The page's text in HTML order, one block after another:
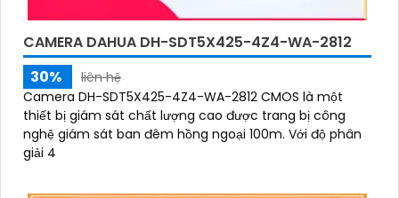
CAMERA DAHUA DH-SDT5X425-4Z4-WA-2812
30%
liên hệ
Camera DH-SDT5X425-4Z4-WA-2812 CMOS là một
thiết bị giám sát chất lượng cao được trang bị công
nghệ giám sát ban đêm hồng ngoại 100m. Với độ phân
giải 4